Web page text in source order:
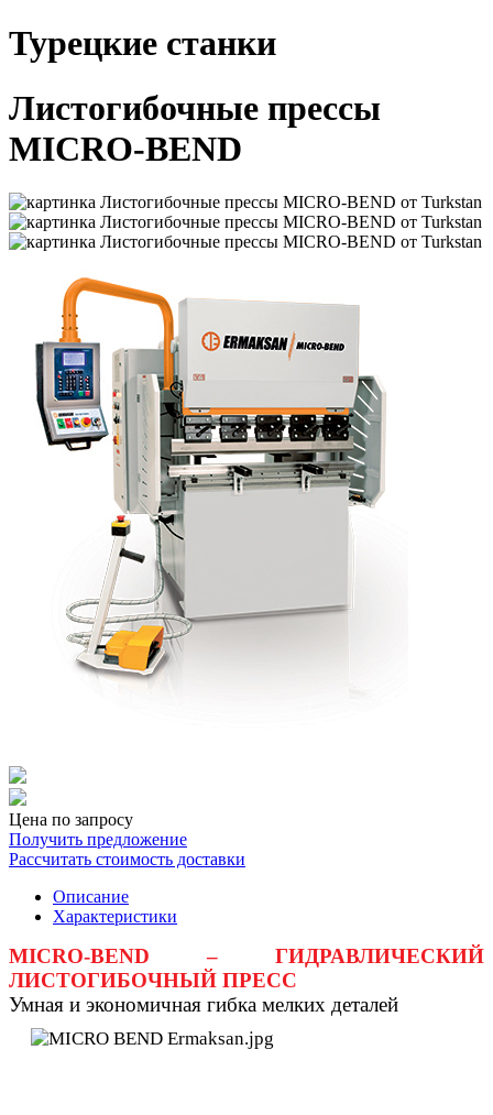
Турецкие станки
Листогибочные прессы
MICRO-BEND
Цена по запросу
Получить предложение
Рассчитать стоимость доставки
Описание
Характеристики
MICRO-BEND – ГИДРАВЛИЧЕСКИЙ
ЛИСТОГИБОЧНЫЙ ПРЕСС
Умная и экономичная гибка мелких деталей